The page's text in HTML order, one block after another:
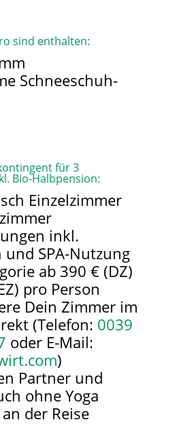
sind enthalten:
Schneeschuh-
für 3
Bio-Halbpension:
Einzelzimmer
inkl.
SPA-Nutzung
ab 390 € (DZ)
pro Person
Dein Zimmer im
(Telefon: 0039
oder E-Mail:
)
Partner und
ohne Yoga
der Reise